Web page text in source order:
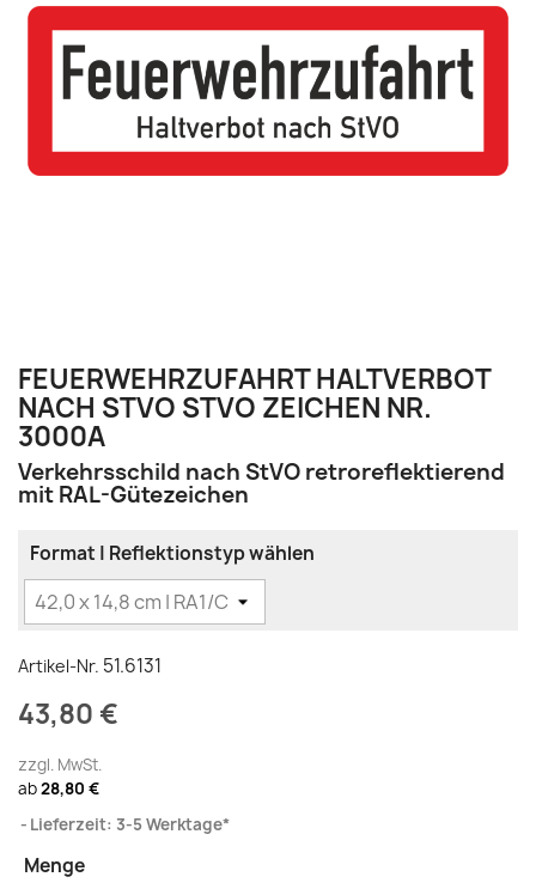
FEUERWEHRZUFAHRT HALTVERBOT
NACH STVO STVO ZEICHEN NR.
3000A
Verkehrsschild nach StVO retroreflektierend
mit RAL-Gütezeichen
Format | Reflektionstyp wählen
Artikel-Nr. 51.6131
43,80 €
zzgl. MwSt.
ab28,80 €
Lieferzeit: 3-5 Werktage*
Menge